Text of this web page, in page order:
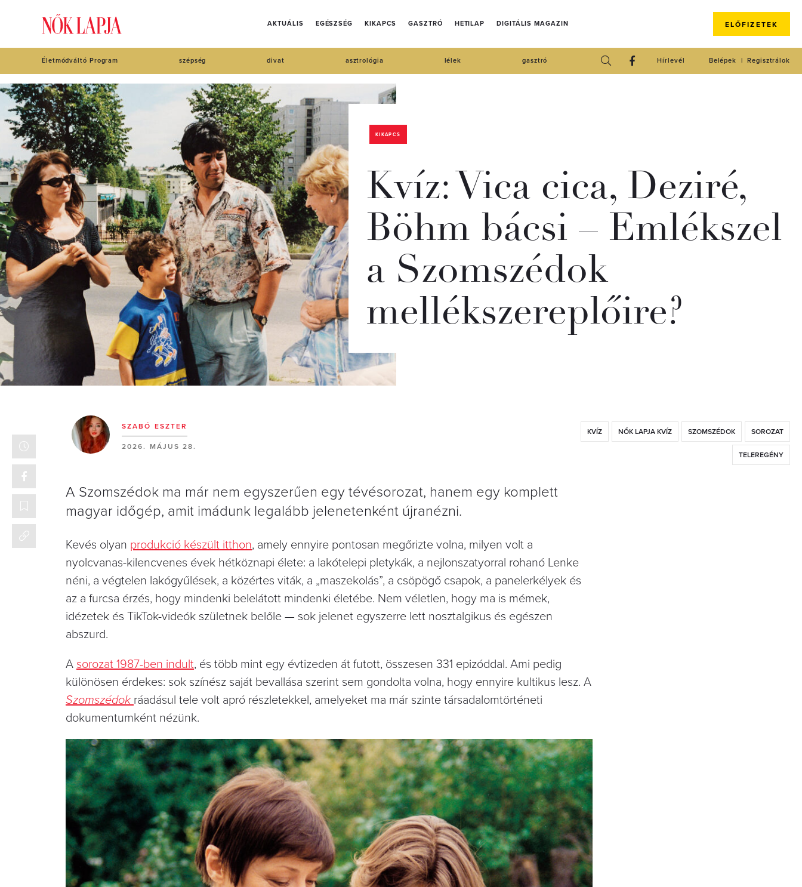
AKTUÁLIS EGÉSZSÉG KIKAPCS GASZTRÓ HETILAP DIGITÁLIS MAGAZIN ELŐFIZETEK
Életmódváltó Program szépség divat asztrológia lélek gasztró Regisztrálok
Belépek
Hírlevél
KIKAPCS
Kvíz: Vica cica, Deziré,
Böhm bácsi – Emlékszel
a Szomszédok
mellékszereplőire?
SZABÓ ESZTER
2026. MÁJUS 28.
KVÍZ NŐK LAPJA KVÍZ SZOMSZÉDOK SOROZAT
TELEREGÉNY
A Szomszédok ma már nem egyszerűen egy tévésorozat, hanem egy komplett
magyar időgép, amit imádunk legalább jelenetenként újranézni.
Kevés olyan produkció készült itthon, amely ennyire pontosan megőrizte volna, milyen volt a
nyolcvanas-kilencvenes évek hétköznapi élete: a lakótelepi pletykák, a nejlonszatyorral rohanó Lenke
néni, a végtelen lakógyűlések, a közértes viták, a „maszekolás”, a csöpögő csapok, a panelerkélyek és
az a furcsa érzés, hogy mindenki belelátott mindenki életébe. Nem véletlen, hogy ma is mémek,
idézetek és TikTok-videók születnek belőle — sok jelenet egyszerre lett nosztalgikus és egészen
abszurd.
A sorozat 1987-ben indult, és több mint egy évtizeden át futott, összesen 331 epizóddal. Ami pedig
különösen érdekes: sok színész saját bevallása szerint sem gondolta volna, hogy ennyire kultikus lesz. A
Szomszédok ráadásul tele volt apró részletekkel, amelyeket ma már szinte társadalomtörténeti
dokumentumként nézünk.